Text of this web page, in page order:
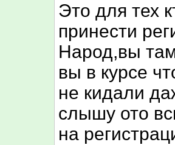
Это для тех
принести
Народ,вы
вы в курсе
не кидали
слышу ото
на